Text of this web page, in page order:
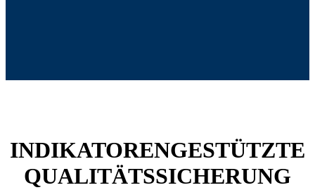
INDIKATORENGESTÜTZTE
QUALITÄTSSICHERUNG